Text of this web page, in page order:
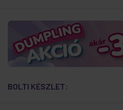
BOLTI KÉSZLET: